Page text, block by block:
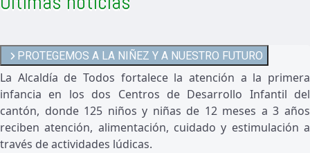
PROTEGEMOS A LA NIÑEZ Y A NUESTRO FUTURO
La Alcaldía de Todos fortalece la atención a la primera
infancia en los dos Centros de Desarrollo Infantil del
cantón, donde 125 niños y niñas de 12 meses a 3 años
reciben atención, alimentación, cuidado y estimulación a
través de actividades lúdicas.